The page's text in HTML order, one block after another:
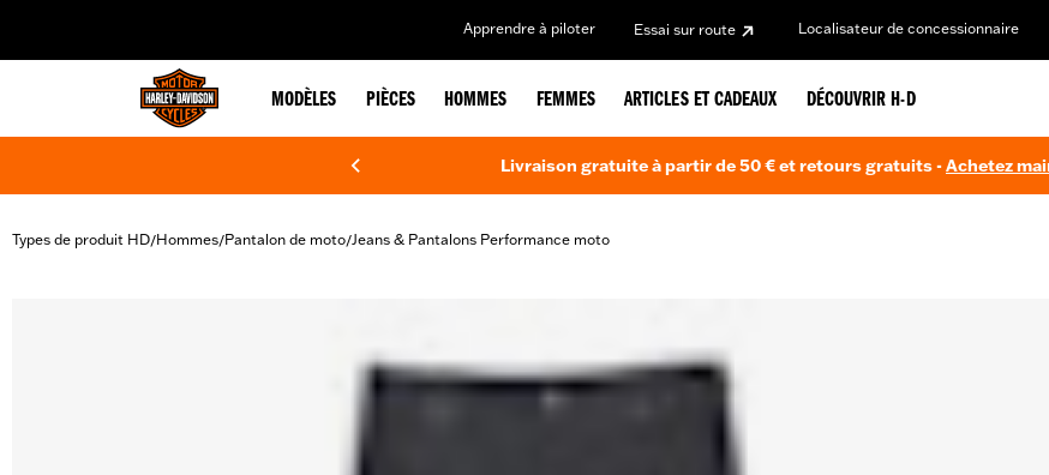
Apprendre à piloter Essai sur route Localisateur de concessionnaire
MODÈLES PIÈCES HOMMES FEMMES ARTICLES ET CADEAUX DÉCOUVRIR H-D
Livraison gratuite à partir de 50 € et retours gratuits -Achetez
Types de produit HD/Hommes/Pantalon de moto/Jeans & Pantalons Performance moto